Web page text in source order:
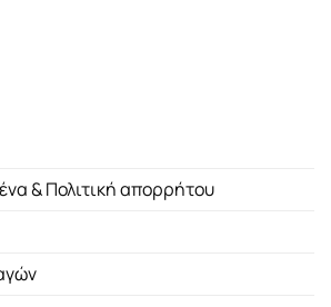
& Πολιτική απορρήτου